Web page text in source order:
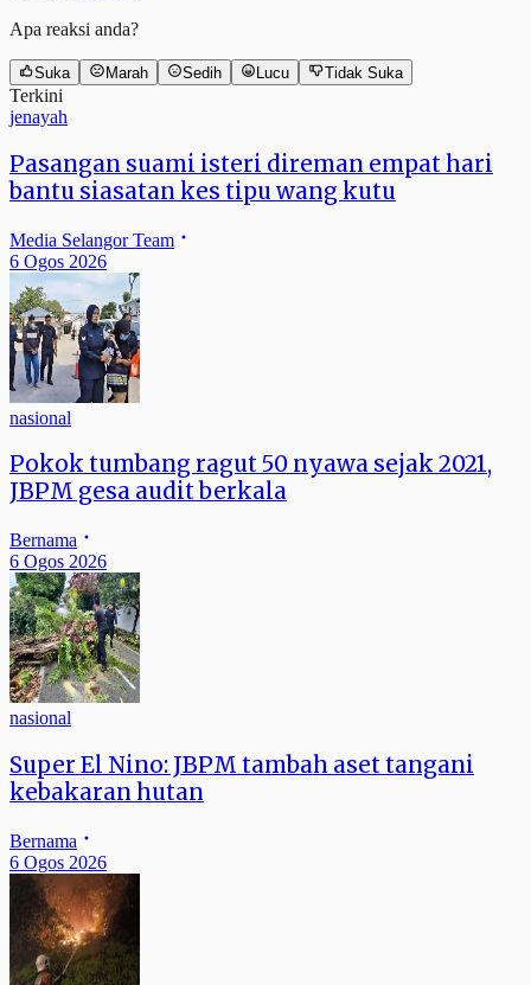
Apa reaksi anda?
Suka Marah Sedih Lucu Tidak Suka
Terkini
jenayah
Pasangan suami isteri direman empat hari
bantu siasatan kes tipu wang kutu
Media Selangor Team
6 Ogos 2026
nasional
Pokok tumbang ragut 50 nyawa sejak 2021,
JBPM gesa audit berkala
Bernama
6 Ogos 2026
nasional
Super El Nino: JBPM tambah aset tangani
kebakaran hutan
Bernama
6 Ogos 2026